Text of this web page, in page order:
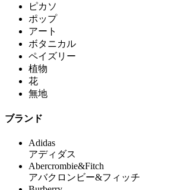
ピカソ
ポップ
アート
ボタニカル
ペイズリー
植物
花
無地
ブランド
Adidas
アディダス
Abercrombie&Fitch
アバクロンビー&フィッチ